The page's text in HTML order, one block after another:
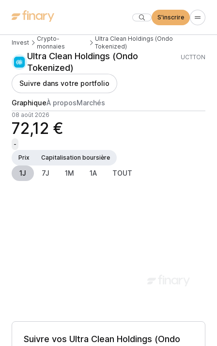
S'inscrire
Invest
Crypto-
monnaies
Ultra Clean Holdings (Ondo
Tokenized)
Ultra Clean Holdings (Ondo
Tokenized)
UCTTON
Suivre dans votre portfolio
GraphiqueÀ proposMarchés
08 août 2026
72,12 €
-
Prix
Capitalisation boursière
1J 7J 1M 1A TOUT
Suivre vos Ultra Clean Holdings (Ondo